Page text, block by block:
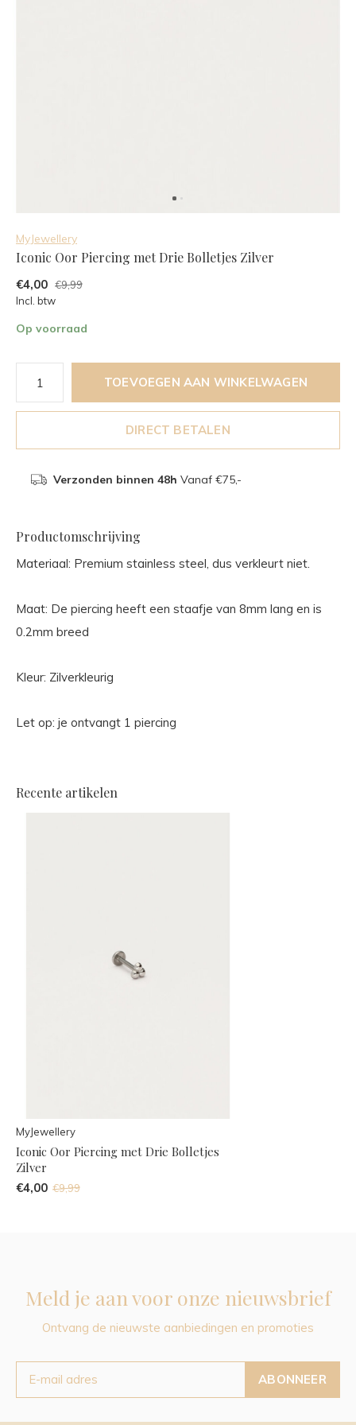
MyJewellery
Iconic Oor Piercing met Drie Bolletjes Zilver
€4,00 €9,99
Incl. btw
Op voorraad
TOEVOEGEN AAN WINKELWAGEN
DIRECT BETALEN
Verzonden binnen 48h Vanaf €75,-
Productomschrijving
Materiaal: Premium stainless steel, dus verkleurt niet.
Maat: De piercing heeft een staafje van 8mm lang en is
0.2mm breed
Kleur: Zilverkleurig
Let op: je ontvangt 1 piercing
Recente artikelen
MyJewellery
Iconic Oor Piercing met Drie Bolletjes
Zilver
€4,00 €9,99
Meld je aan voor onze nieuwsbrief
Ontvang de nieuwste aanbiedingen en promoties
ABONNEER